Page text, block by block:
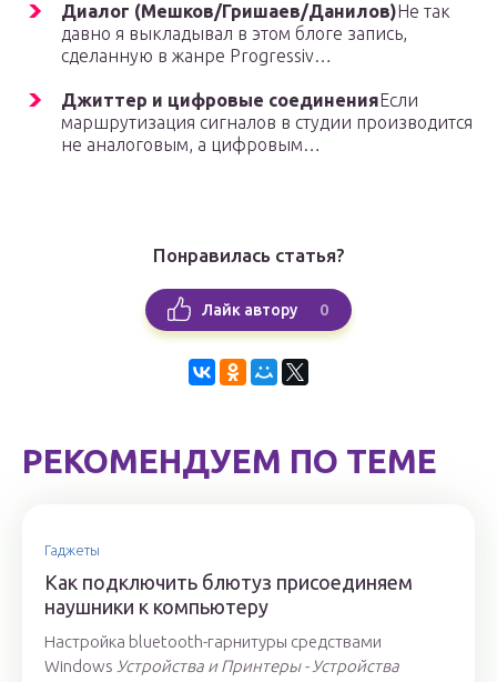
Диалог (Мешков/Гришаев/Данилов)Не так
давно я выкладывал в этом блоге запись,
сделанную в жанре Progressiv…
Джиттер и цифровые соединенияЕсли
маршрутизация сигналов в студии производится
не аналоговым, а цифровым…
Понравилась статья?
Лайк автору 0
РЕКОМЕНДУЕМ ПО ТЕМЕ
Гаджеты
Как подключить блютуз присоединяем
наушники к компьютеру
Настройка bluetooth-гарнитуры средствами
Windows Устройства и Принтеры - Устройства